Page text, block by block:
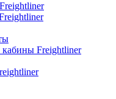
кабины Freightliner